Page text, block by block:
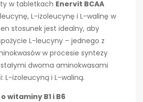
w tabletkach Enervit BCAA
L-izoleucynę i L-walinę w
stosunek jest idealny, aby
L-leucyny – jednego z
w procesie syntezy
dwoma aminokwasami
L-izoleucyną i L-waliną.
witaminy B1 i B6